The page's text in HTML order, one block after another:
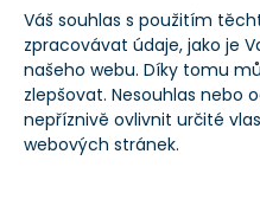
Váš souhlas s použitím
zpracovávat údaje, jako je
našeho webu. Díky tomu
zlepšovat. Nesouhlas nebo
nepříznivě ovlivnit určité
webových stránek.
Dividendový výnos